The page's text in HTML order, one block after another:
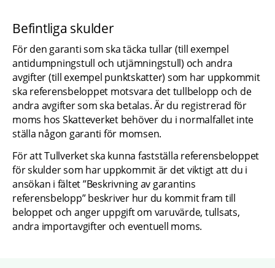
Befintliga skulder
För den garanti som ska täcka tullar (till exempel
antidumpningstull och utjämningstull) och andra
avgifter (till exempel punktskatter) som har uppkommit
ska referensbeloppet motsvara det tullbelopp och de
andra avgifter som ska betalas. Är du registrerad för
moms hos Skatteverket behöver du i normalfallet inte
ställa någon garanti för momsen.
För att Tullverket ska kunna fastställa referensbeloppet
för skulder som har uppkommit är det viktigt att du i
ansökan i fältet ”Beskrivning av garantins
referensbelopp” beskriver hur du kommit fram till
beloppet och anger uppgift om varuvärde, tullsats,
andra importavgifter och eventuell moms.